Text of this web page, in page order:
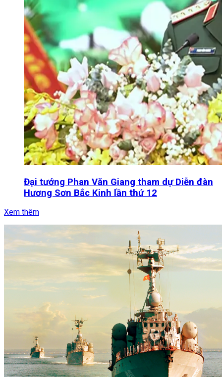
Đại tướng Phan Văn Giang tham dự Diễn đàn
Hương Sơn Bắc Kinh lần thứ 12
Xem thêm